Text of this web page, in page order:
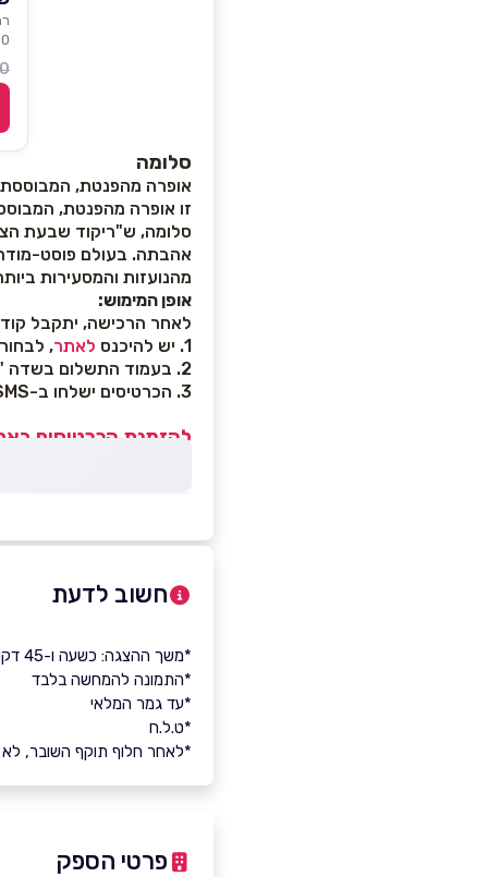
סלומה
אופרה מהפנטת, המבוססת
זו אופרה מהפנטת,
סלומה, ש"ריקוד שבעת
אהבתה. בעולם פוסט-
מהנועזות והמסעירות
אופן המימוש:
לאחר הרכישה, יתקבל קוד
1. יש להיכנס
לאתר,
2. בעמוד התשלום בשדה "סוג כרטיס הנחה / שובר" יש להזין את קוד השובר שהתקבל
3. הכרטיסים ישלחו ב-SMS לפני ההופעה
להזמנת הכרטיסים
חשוב לדעת
*משך ההצגה: כשעה ו-45 דקות
*התמונה להמחשה בלבד
*עד גמר המלאי
*ט.ל.ח
*לאחר חלוף תוקף השובר, לא
פרטי הספק